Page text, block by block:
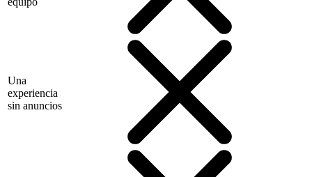
Una
experiencia
sin anuncios